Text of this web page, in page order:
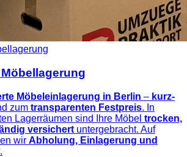
Möbeleinlagerung in Berlin – kurz-
zum transparenten Festpreis. In
Lagerräumen sind Ihre Möbel trocken,
versichert untergebracht. Auf
wir Abholung, Einlagerung und
.